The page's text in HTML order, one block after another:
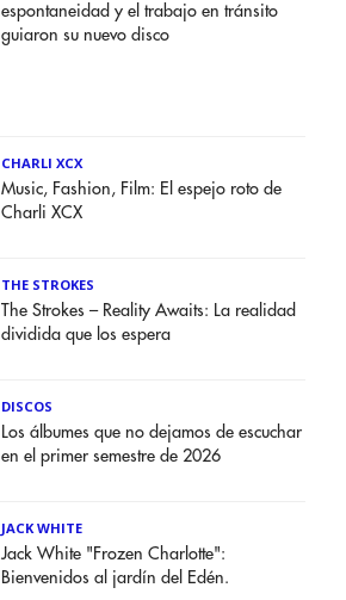
espontaneidad y el trabajo en tránsito
guiaron su nuevo disco
CHARLI XCX
Music, Fashion, Film: El espejo roto de
Charli XCX
THE STROKES
The Strokes – Reality Awaits: La realidad
dividida que los espera
DISCOS
Los álbumes que no dejamos de escuchar
en el primer semestre de 2026
JACK WHITE
Jack White "Frozen Charlotte":
Bienvenidos al jardín del Edén.